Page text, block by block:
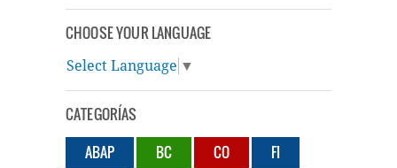
CHOOSE YOUR LANGUAGE
Select Language ▼
CATEGORÍAS
ABAP
BC CO
FI